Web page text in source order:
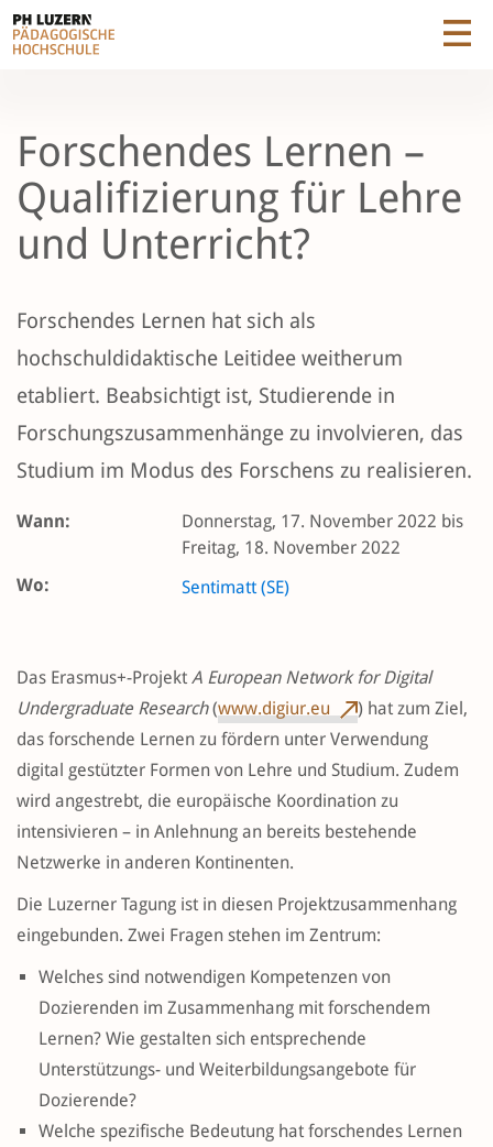
Forschendes Lernen –
Qualifizierung für Lehre
und Unterricht?
Forschendes Lernen hat sich als
hochschuldidaktische Leitidee weitherum
etabliert. Beabsichtigt ist, Studierende in
Forschungszusammenhänge zu involvieren, das
Studium im Modus des Forschens zu realisieren.
Wann:
Donnerstag, 17. November 2022 bis
Freitag, 18. November 2022
Wo:
Sentimatt (SE)
Das Erasmus+-Projekt A European Network for Digital
Undergraduate Research(www.digiur.eu
) hat zum Ziel,
das forschende Lernen zu fördern unter Verwendung
digital gestützter Formen von Lehre und Studium. Zudem
wird angestrebt, die europäische Koordination zu
intensivieren – in Anlehnung an bereits bestehende
Netzwerke in anderen Kontinenten.
Die Luzerner Tagung ist in diesen Projektzusammenhang
eingebunden. Zwei Fragen stehen im Zentrum:
Welches sind notwendigen Kompetenzen von
Dozierenden im Zusammenhang mit forschendem
Lernen? Wie gestalten sich entsprechende
Unterstützungs- und Weiterbildungsangebote für
Dozierende?
Welche spezifische Bedeutung hat forschendes Lernen